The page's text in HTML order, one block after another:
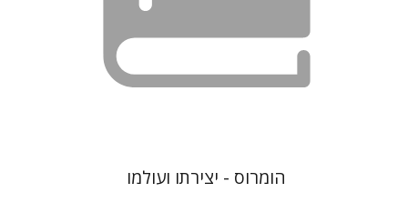
הומרוס - יצירתו ועולמו